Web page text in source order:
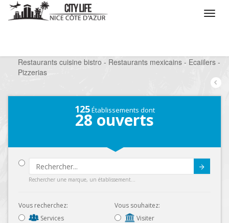
Restaurants cuisine bistro - Restaurants mexicains - Ecaiilers -
Pizzerias
125Établissements dont
28 ouverts
Rechercher une marque, un établissement...
Vous recherchez:
Services
Vous souhaitez:
Visiter